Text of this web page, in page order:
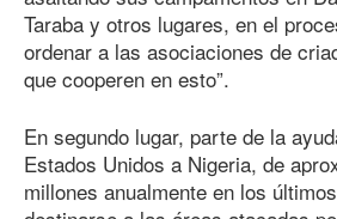
Taraba y otros lugares, en el
ordenar a las asociaciones de
que cooperen en esto”.
En segundo lugar, parte de la
Estados Unidos a Nigeria, de
millones anualmente en los